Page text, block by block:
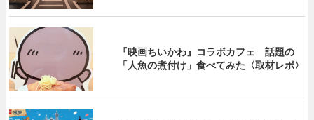
『映画ちいかわ』コラボカフェ 話題の
「人魚の煮付け」食べてみた〈取材レポ〉